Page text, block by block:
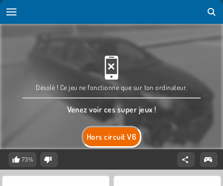
Hors circuit V6
Désolé ! Ce jeu ne fonctionne que sur ton ordinateur.
Venez voir ces super jeux !
73%